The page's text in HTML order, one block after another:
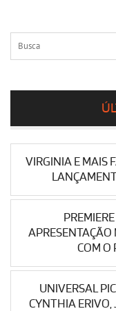
VIRGINIA E MAIS
APRESENTAÇÃO
COM O
UNIVERSAL
CYNTHIA ERIVO,